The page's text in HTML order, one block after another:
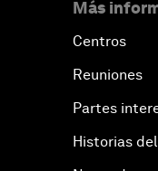
Más
Centros
Reuniones
Partes
Historias